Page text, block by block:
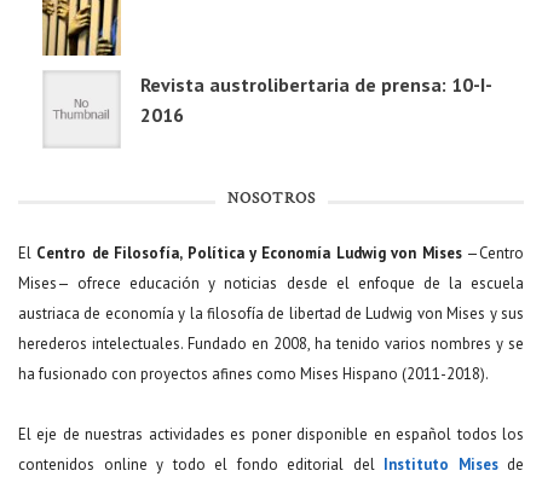
Revista austrolibertaria de prensa: 10-I-
2016
NOSOTROS
El Centro de Filosofía, Política y Economía Ludwig von Mises—Centro
Mises— ofrece educación y noticias desde el enfoque de la escuela
austriaca de economía y la filosofía de libertad de Ludwig von Mises y sus
herederos intelectuales. Fundado en 2008, ha tenido varios nombres y se
ha fusionado con proyectos afines como Mises Hispano (2011-2018).
El eje de nuestras actividades es poner disponible en español todos los
contenidos online y todo el fondo editorial del Instituto Misesde